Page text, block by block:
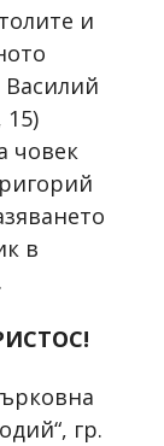
и
Василий
човек
в
гр.